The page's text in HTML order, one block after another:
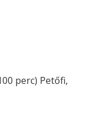
perc) Petőfi,